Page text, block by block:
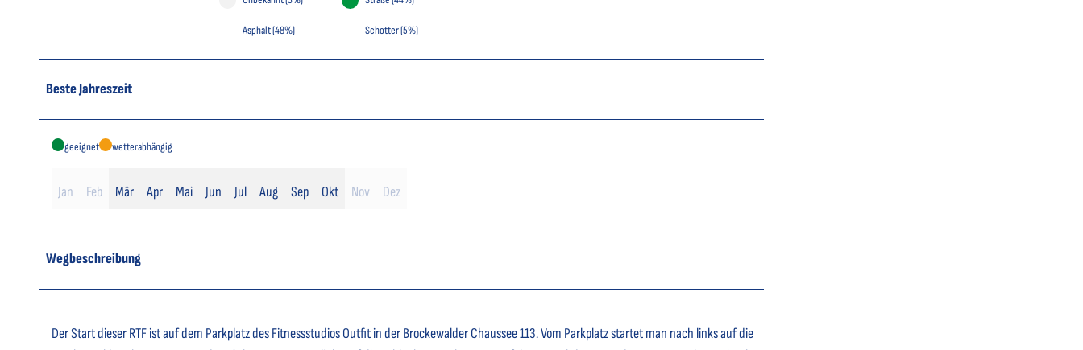
Asphalt (48%) Schotter (5%)
Beste Jahreszeit
geeignet wetterabhängig
Jan Feb Mär Apr Mai Jun Jul Aug Sep Okt Nov Dez
Wegbeschreibung
Der Start dieser RTF ist auf dem Parkplatz des Fitnessstudios Outfit in der Brockewalder Chaussee 113. Vom Parkplatz startet man nach links auf die